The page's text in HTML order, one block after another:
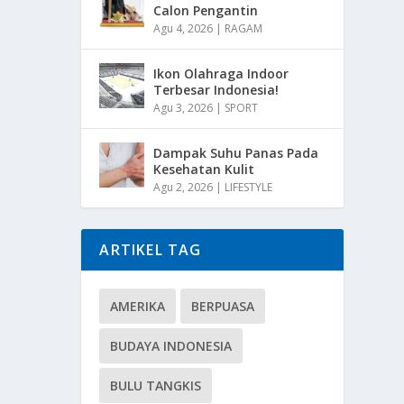
Calon Pengantin
Agu 4, 2026 | RAGAM
Ikon Olahraga Indoor
Terbesar Indonesia!
Agu 3, 2026 | SPORT
Dampak Suhu Panas Pada
Kesehatan Kulit
Agu 2, 2026 | LIFESTYLE
ARTIKEL TAG
AMERIKA BERPUASA
BUDAYA INDONESIA
BULU TANGKIS